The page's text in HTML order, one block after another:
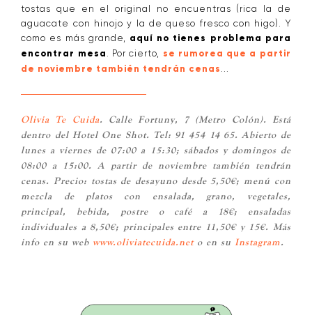
tostas que en el original no encuentras (rica la de
aguacate con hinojo y la de queso fresco con higo). Y
como es más grande, aquí no tienes problema para
encontrar mesa
. Por cierto, se rumorea que a partir
de noviembre también tendrán cenas
Olivia Te Cuida. Calle Fortuny, 7 (Metro Colón). Está
dentro del Hotel One Shot. Tel: 91 454 14 65. Abierto de
lunes a viernes de 07:00 a 15:30; sábados y domingos de
08:00 a 15:00. A partir de noviembre también tendrán
cenas. Precio: tostas de desayuno desde 5,50€; menú con
mezcla de platos con ensalada, grano, vegetales,
principal, bebida, postre o café a 18€; ensaladas
individuales a 8,50€; principales entre 11,50€ y 15€. Más
info en su web www.oliviatecuida.neto en su Instagram.